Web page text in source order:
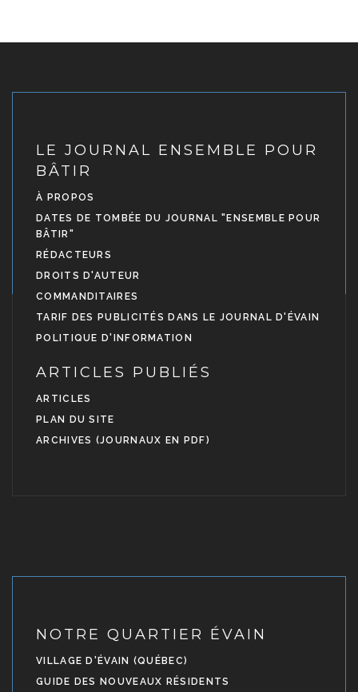
LE JOURNAL ENSEMBLE POUR
BÂTIR
À PROPOS
DATES DE TOMBÉE DU JOURNAL "ENSEMBLE POUR
BÂTIR"
RÉDACTEURS
DROITS D'AUTEUR
COMMANDITAIRES
TARIF DES PUBLICITÉS DANS LE JOURNAL D'ÉVAIN
POLITIQUE D'INFORMATION
ARTICLES PUBLIÉS
ARTICLES
PLAN DU SITE
ARCHIVES (JOURNAUX EN PDF)
NOTRE QUARTIER ÉVAIN
VILLAGE D'ÉVAIN (QUÉBEC)
GUIDE DES NOUVEAUX RÉSIDENTS